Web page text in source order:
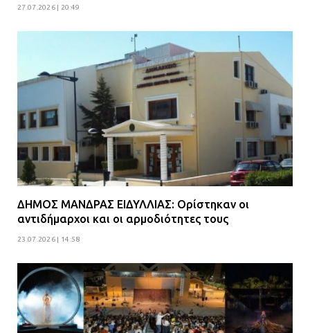
σε σκουπιδοφάγο για να μη τα βρει
η αστυνομία – Λογάριασαν χωρίς
τον ειδικό σκύλο
07.07.2026 | 09:56
Βούλα: Κραυγή αγωνίας από
κατοίκους για την οδό Άρεως –
«Τρέχουν με 90 χλμ. μέσα στη
γειτονιά»
07.07.2026 | 09:48
27.07.2026 | 20:49
ΔΗΜΟΣ ΜΑΝΔΡΑΣ ΕΙΔΥΛΛΙΑΣ: Ορίστηκαν οι
αντιδήμαρχοι και οι αρμοδιότητες τους
23.07.2026 | 14:58